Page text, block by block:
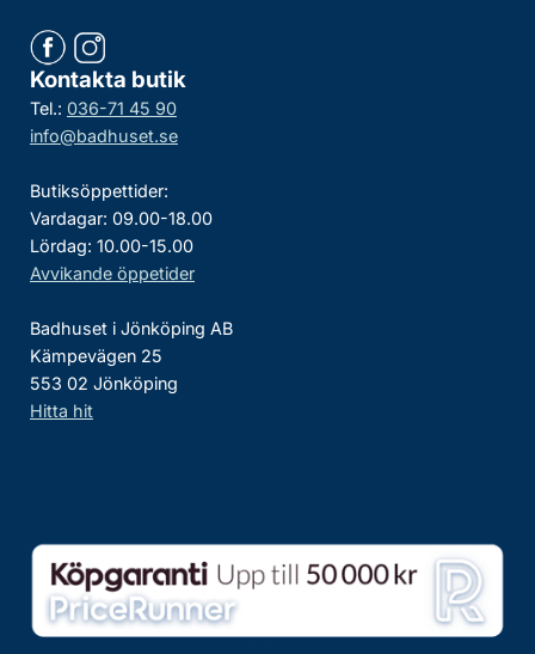
Kontakta butik
Tel.: 036-71 45 90
info@badhuset.se
Butiksöppettider:
Vardagar: 09.00-18.00
Lördag: 10.00-15.00
Avvikande öppetider
Badhuset i Jönköping AB
Kämpevägen 25
553 02 Jönköping
Hitta hit